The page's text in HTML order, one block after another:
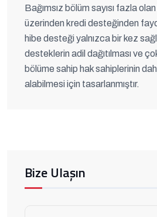
Bağımsız bölüm sayısı fazla
üzerinden kredi desteğinden
hibe desteği yalnızca bir kez
desteklerin adil dağıtılması ve
bölüme sahip hak sahiplerinin
alabilmesi için tasarlanmıştır.
Bize Ulaşın